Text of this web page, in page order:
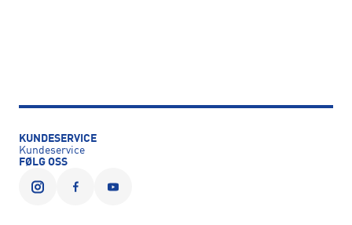
KUNDESERVICE
Kundeservice
FØLG OSS